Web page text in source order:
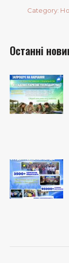
Category:
Останні